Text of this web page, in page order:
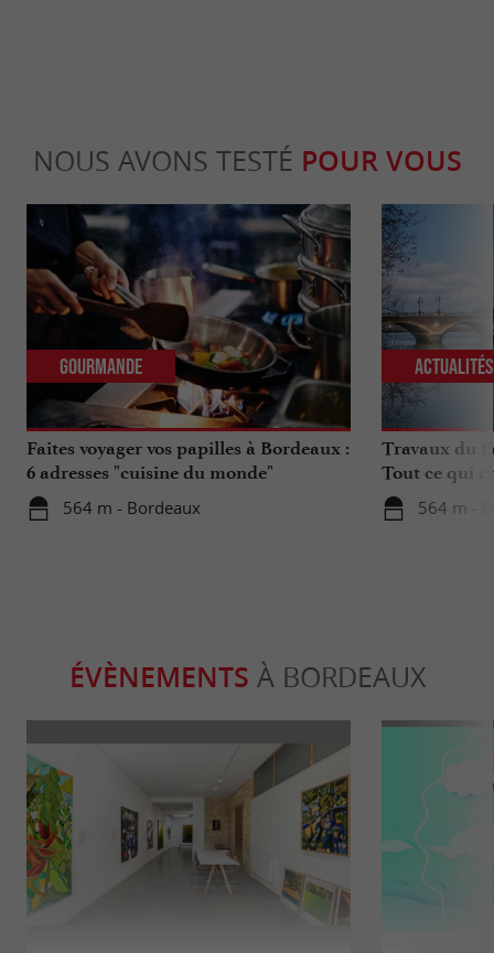
NOUS AVONS TESTÉ POUR VOUS
Faites voyager vos papilles à Bordeaux :
6 adresses "cuisine du monde"
564 m - Bordeaux
Gourmande
Travaux du
Tout ce qui
564 m -
Actualités
ÉVÈNEMENTS À BORDEAUX